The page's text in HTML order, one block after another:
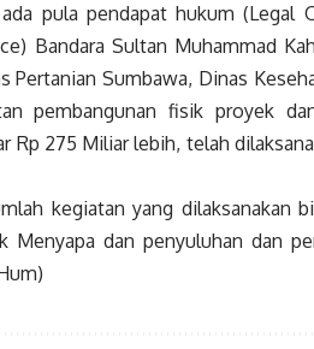
pula pendapat hukum (Legal
Bandara Sultan Muhammad
Pertanian Sumbawa, Dinas
pembangunan fisik proyek
Rp 275 Miliar lebih, telah
kegiatan yang dilaksanakan
Menyapa dan penyuluhan dan